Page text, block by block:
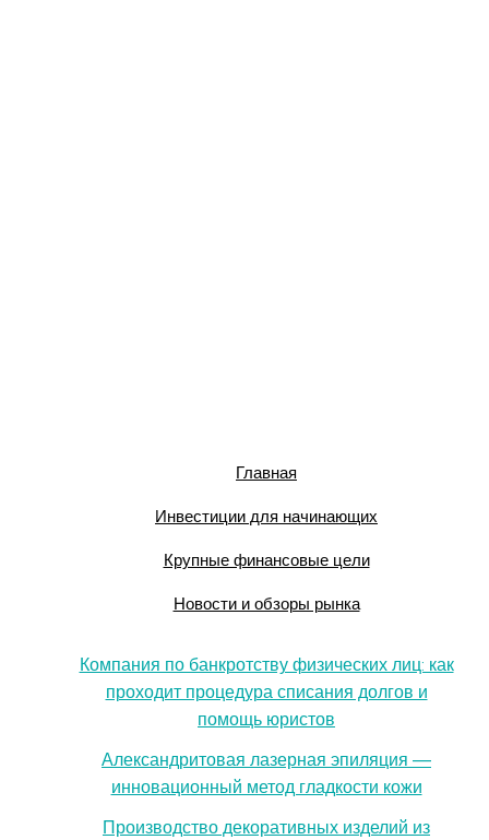
Главная
Инвестиции для начинающих
Крупные финансовые цели
Новости и обзоры рынка
Компания по банкротству физических лиц: как
проходит процедура списания долгов и
помощь юристов
Александритовая лазерная эпиляция —
инновационный метод гладкости кожи
Производство декоративных изделий из